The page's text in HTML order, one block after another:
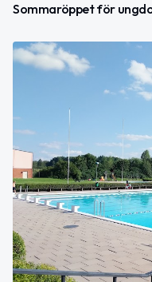
Sommaröppet för